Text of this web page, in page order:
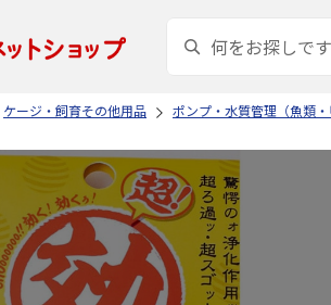
ケージ・飼育その他用品 ポンプ・水質管理（魚類・